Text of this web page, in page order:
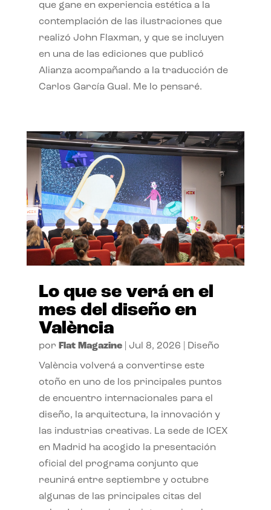
que gane en experiencia estética a la
contemplación de las ilustraciones que
realizó John Flaxman, y que se incluyen
en una de las ediciones que publicó
Alianza acompañando a la traducción de
Carlos García Gual. Me lo pensaré.
Lo que se verá en el
mes del diseño en
València
por Flat Magazine| Jul 8, 2026 Diseño
València volverá a convertirse este
otoño en uno de los principales puntos
de encuentro internacionales para el
diseño, la arquitectura, la innovación y
las industrias creativas. La sede de ICEX
en Madrid ha acogido la presentación
oficial del programa conjunto que
reunirá entre septiembre y octubre
algunas de las principales citas del